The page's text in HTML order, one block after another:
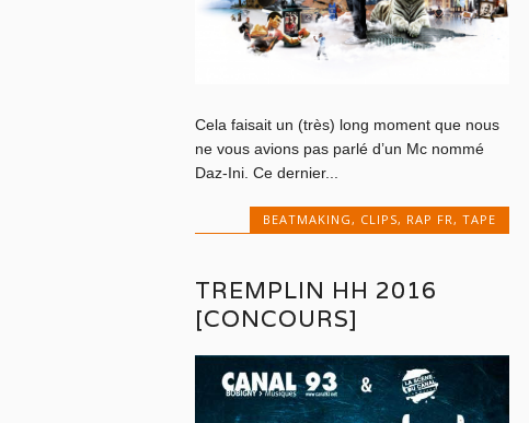
Cela faisait un (très) long moment que nous
ne vous avions pas parlé d’un Mc nommé
Daz-Ini. Ce dernier...
BEATMAKING, CLIPS, RAP FR, TAPE
TREMPLIN HH 2016
[CONCOURS]